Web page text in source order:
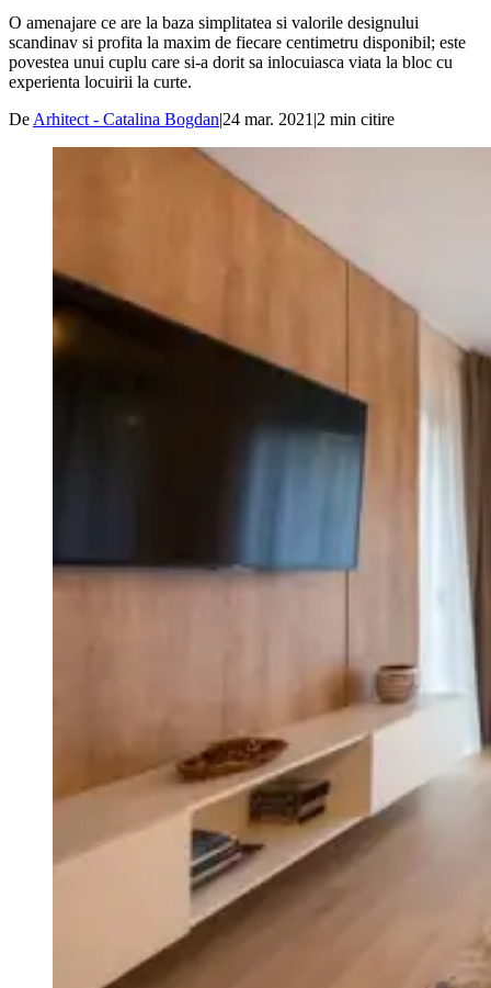
O amenajare ce are la baza simplitatea si valorile designului
scandinav si profita la maxim de fiecare centimetru disponibil; este
povestea unui cuplu care si-a dorit sa inlocuiasca viata la bloc cu
experienta locuirii la curte.
De Arhitect - Catalina Bogdan|24 mar. 2021 |2 min citire